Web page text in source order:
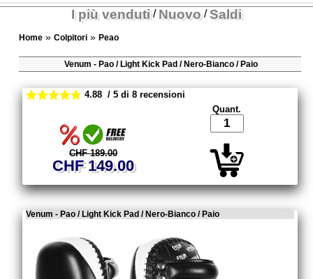
I più venduti/ Nuovo/Saldi
Home »Colpitori »Peao
Venum - Pao / Light Kick Pad / Nero-Bianco / Paio
4.88 / 5 di 8 recensioni
CHF 189.00
CHF 149.00
Quant.
Venum - Pao / Light Kick Pad / Nero-Bianco / Paio